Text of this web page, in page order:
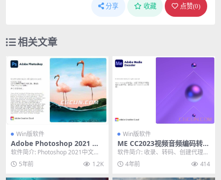
分享 收藏 点赞(0)
相关文章
Win版软件
Adobe Photoshop 2021 专
业图像处理软件PS 2021 Win
中英文破解版
软件简介: Photoshop 2021中文直
装版是由Adobe公司开发和发行
的...5年前 1.2K
Win版软件
ME CC2023视频音频编码转码
软件 Media Encoder 2023
软件简介: 收录、转码、创建代理和
输出您可以想象的几乎任何格式。
使用预设、Wat...
4年前 414